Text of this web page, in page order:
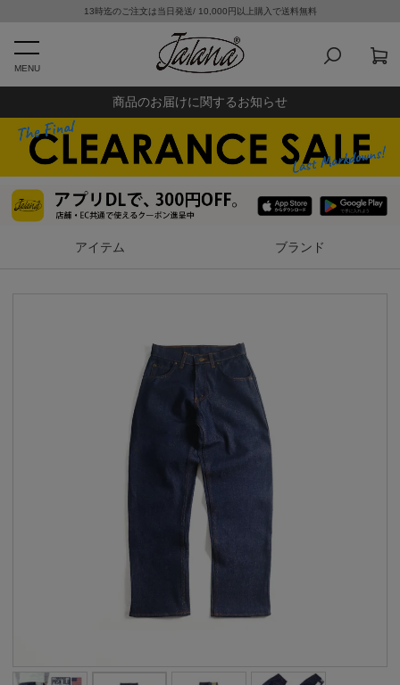
13時迄のご注文は当日発送/ 10,000円以上購入で送料無料
MENU
商品のお届けに関するお知らせ
アイテム ブランド